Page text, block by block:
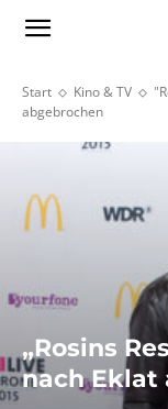
Start Kino & TV
abgebrochen
„Rosins
nach Eklat